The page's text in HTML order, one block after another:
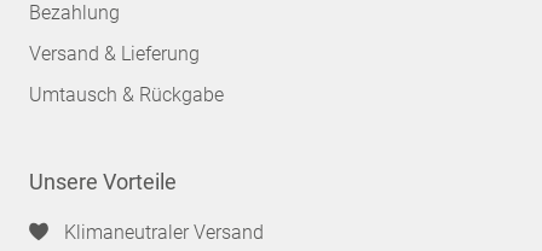
Bezahlung
Versand & Lieferung
Umtausch & Rückgabe
Unsere Vorteile
Klimaneutraler Versand